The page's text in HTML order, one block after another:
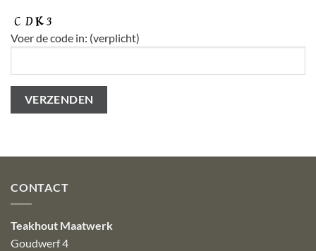
Voer de code in: (verplicht)
CONTACT
Teakhout Maatwerk
Goudwerf 4